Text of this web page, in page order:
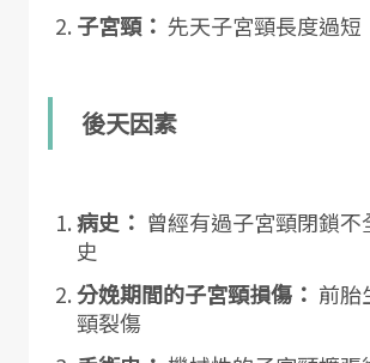
子宮頸： 先天子宮頸長度過短
後天因素
病史： 曾經有過子宮頸閉鎖
史
分娩期間的子宮頸損傷： 前胎
頸裂傷